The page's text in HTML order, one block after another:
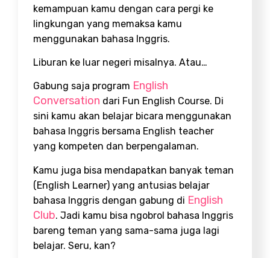
kemampuan kamu dengan cara pergi ke
lingkungan yang memaksa kamu
menggunakan bahasa Inggris.
Liburan ke luar negeri misalnya. Atau…
Gabung saja program English
Conversation dari Fun English Course. Di
sini kamu akan belajar bicara menggunakan
bahasa Inggris bersama English teacher
yang kompeten dan berpengalaman.
Kamu juga bisa mendapatkan banyak teman
(English Learner) yang antusias belajar
bahasa Inggris dengan gabung di English
Club. Jadi kamu bisa ngobrol bahasa Inggris
bareng teman yang sama-sama juga lagi
belajar. Seru, kan?